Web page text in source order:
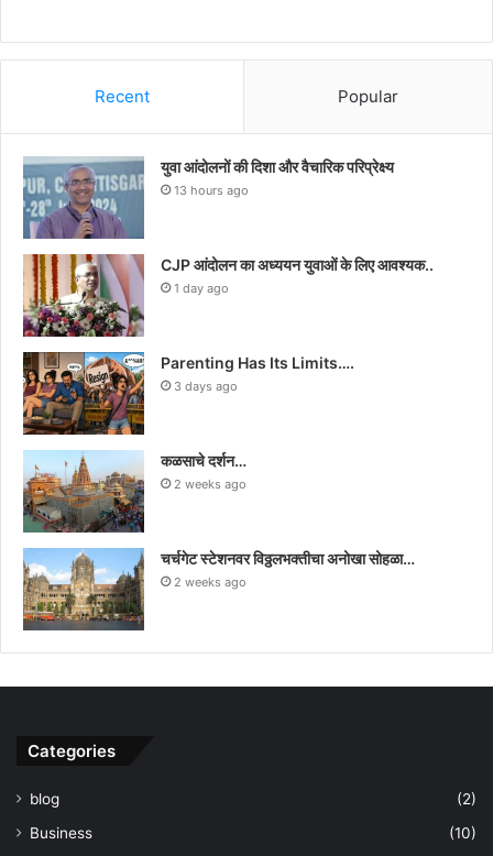
Recent Popular
युवा आंदोलनों की दिशा और वैचारिक परिप्रेक्ष्य
13 hours ago
CJP आंदोलन का अध्ययन युवाओं के लिए आवश्यक..
1 day ago
Parenting Has Its Limits….
3 days ago
कळसाचे दर्शन…
2 weeks ago
चर्चगेट स्टेशनवर विठ्ठलभक्तीचा अनोखा सोहळा…
2 weeks ago
Categories
blog
(2)
Business
(10)